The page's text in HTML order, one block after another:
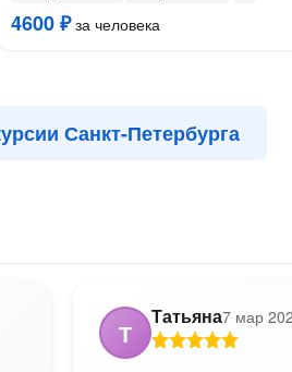
4600 ₽за человека
Санкт-Петербурга
Т
Татьяна7 мар